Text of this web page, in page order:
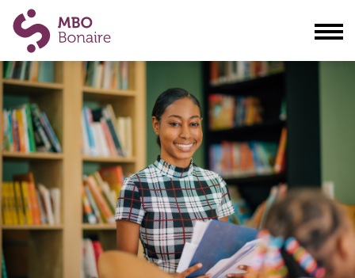
Opleidingen
Scholieren
Volwassenen
Bedrijven
Ouders
Blogs & actualiteiten